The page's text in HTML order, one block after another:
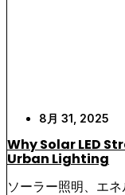
8月 31, 2025
Why Solar LED
Urban Lighting
ソーラー照明、エ